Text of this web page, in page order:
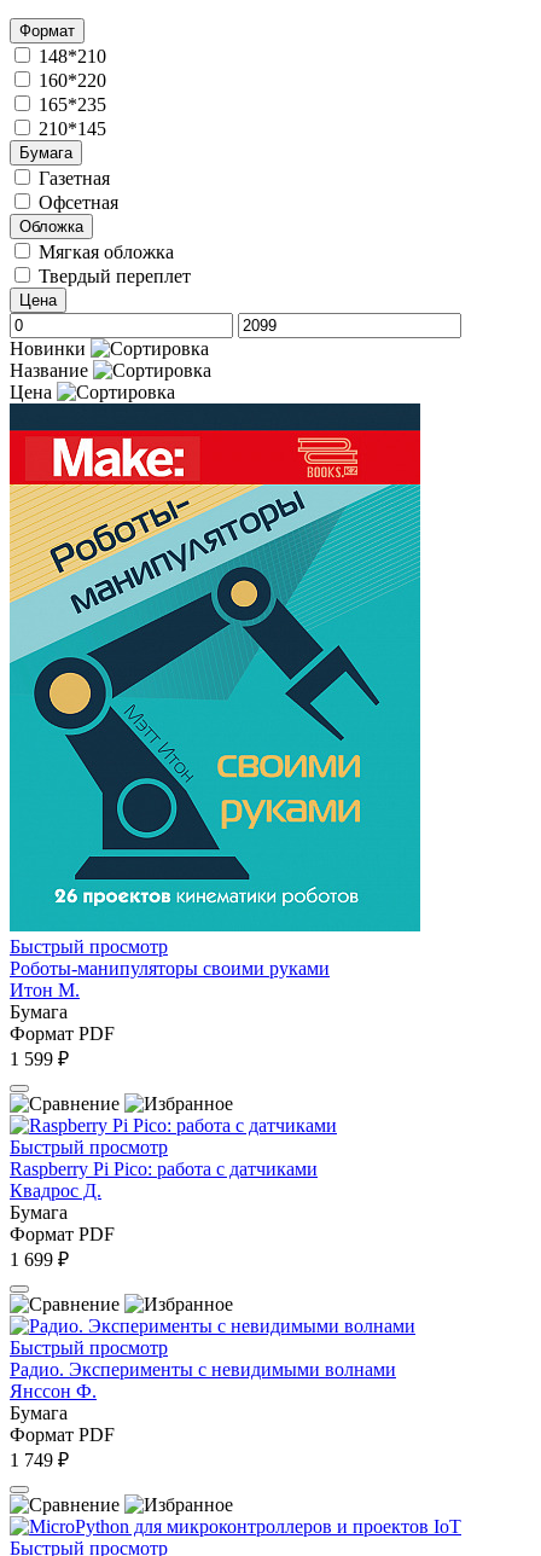
Формат
148*210
160*220
165*235
210*145
Бумага
Газетная
Офсетная
Обложка
Мягкая обложка
Твердый переплет
Цена
Новинки
Название
Цена
Быстрый просмотр
Роботы-манипуляторы своими руками
Итон М.
Бумага
Формат PDF
1 599 ₽
Быстрый просмотр
Raspberry Pi Pico: работа с датчиками
Квадрос Д.
Бумага
Формат PDF
1 699 ₽
Быстрый просмотр
Радио. Эксперименты с невидимыми волнами
Янссон Ф.
Бумага
Формат PDF
1 749 ₽
Быстрый просмотр